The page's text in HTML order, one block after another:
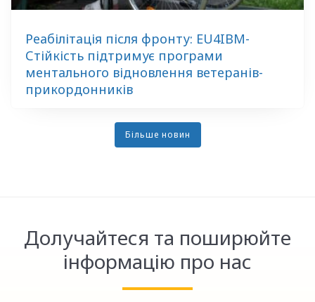
Реабілітація після фронту: EU4IBM-
Стійкість підтримує програми
ментального відновлення ветеранів-
прикордонників
Більше новин
Долучайтеся та поширюйте
інформацію про нас